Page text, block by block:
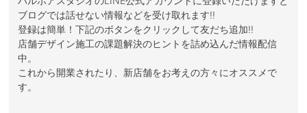
ブログでは話せない情報などを受け取れます!!
登録は簡単！下記のボタンをクリックして友だち追加!!
店舗デザイン施工の課題解決のヒントを詰め込んだ情報配信
中。
これから開業されたり、新店舗をお考えの方々にオススメで
す。